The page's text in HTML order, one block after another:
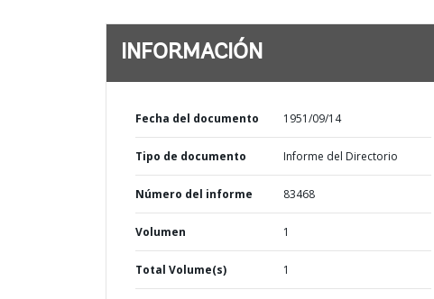
INFORMACIÓN
Fecha del documento 1951/09/14
Tipo de documento Informe del Directorio
Número del informe 83468
Volumen 1
Total Volume(s) 1